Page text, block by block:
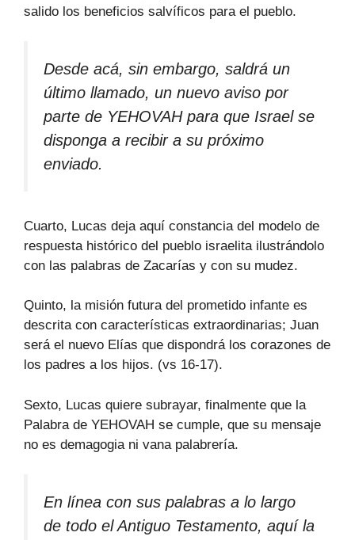
salido los beneficios salvíficos para el pueblo.
Desde acá, sin embargo, saldrá un
último llamado, un nuevo aviso por
parte de YEHOVAH para que Israel se
disponga a recibir a su próximo
enviado.
Cuarto, Lucas deja aquí constancia del modelo de
respuesta histórico del pueblo israelita ilustrándolo
con las palabras de Zacarías y con su mudez.
Quinto, la misión futura del prometido infante es
descrita con características extraordinarias; Juan
será el nuevo Elías que dispondrá los corazones de
los padres a los hijos. (vs 16-17).
Sexto, Lucas quiere subrayar, finalmente que la
Palabra de YEHOVAH se cumple, que su mensaje
no es demagogia ni vana palabrería.
En línea con sus palabras a lo largo
de todo el Antiguo Testamento, aquí la